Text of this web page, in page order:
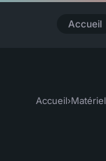
Accueil
Accueil›Matériel